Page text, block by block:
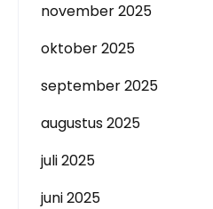
november 2025
oktober 2025
september 2025
augustus 2025
juli 2025
juni 2025